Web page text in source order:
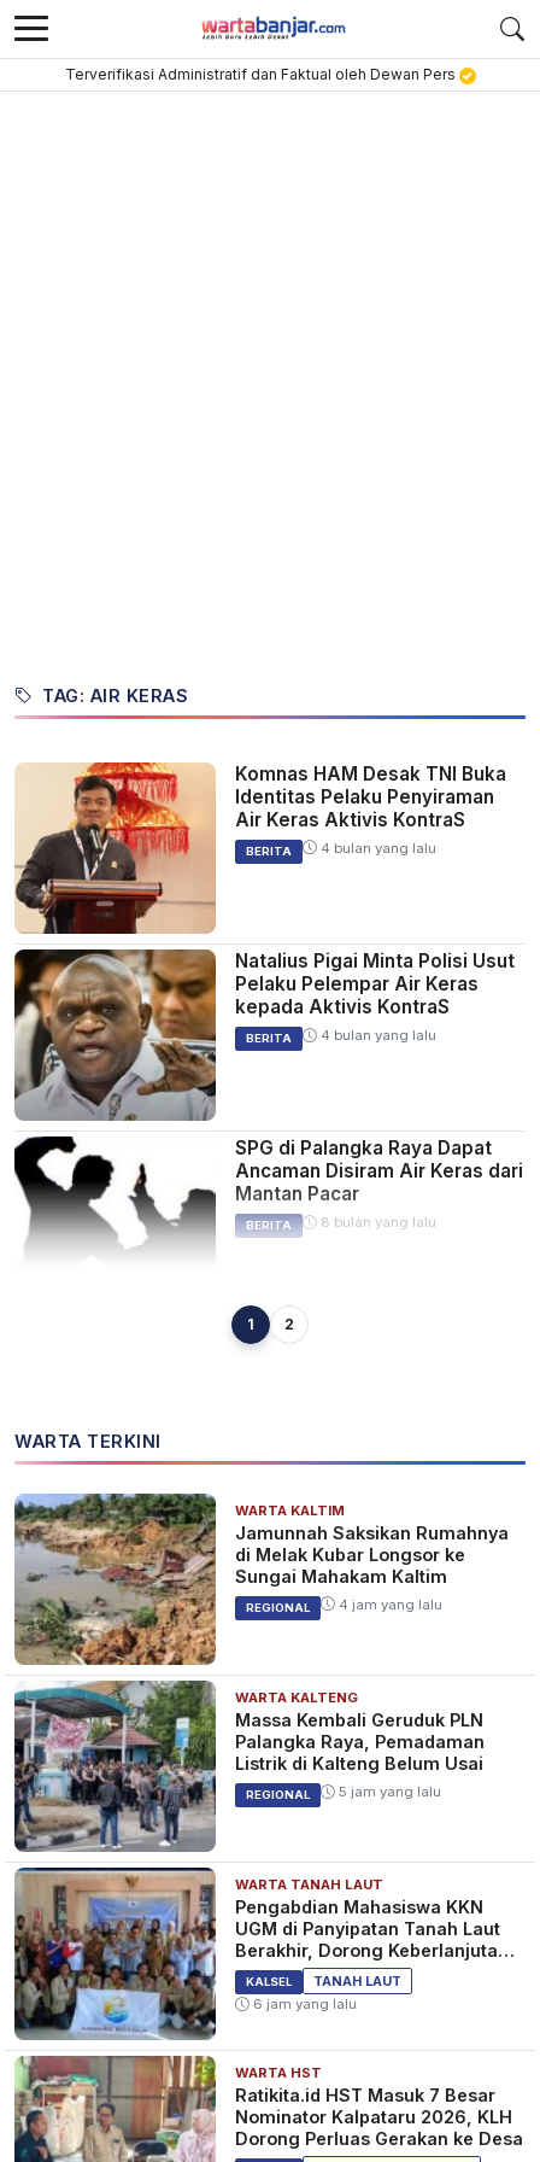
Terverifikasi Administratif dan Faktual oleh Dewan Pers
TAG: AIR KERAS
Komnas HAM Desak TNI Buka
Identitas Pelaku Penyiraman
Air Keras Aktivis KontraS
BERITA 4 bulan yang lalu
Natalius Pigai Minta Polisi Usut
Pelaku Pelempar Air Keras
kepada Aktivis KontraS
BERITA 4 bulan yang lalu
SPG di Palangka Raya Dapat
Ancaman Disiram Air Keras dari
Mantan Pacar
BERITA 8 bulan yang lalu
Seorang Pria di Banjarbaru
Pratiwi Noviyanthi Minta
Hentikan Bully Terhadap Agus
Salim
BERITA 1 tahun yang lalu
Pilu, Janda Dua Anak Dipenjara
Gara-gara Siram Air Keras ke
Pria yang Suka Ngintip dan
Teror Dirinya
BERITA 1 tahun yang lalu
Korban Penyiraman Air Keras,
Agus Resmi Laporkan Novi
Buntut Pengumpulan Donasi
BERITA 1 tahun yang lalu
Terekam CCTV, Pelaku Siram
Polisi Pakai Air Keras Saat
Tawuran Ditangkap
1 2
WARTA TERKINI
WARTA KALTIM
Jamunnah Saksikan Rumahnya
di Melak Kubar Longsor ke
Sungai Mahakam Kaltim
REGIONAL 4 jam yang lalu
WARTA KALTENG
Massa Kembali Geruduk PLN
Palangka Raya, Pemadaman
Listrik di Kalteng Belum Usai
REGIONAL 5 jam yang lalu
WARTA TANAH LAUT
Pengabdian Mahasiswa KKN
UGM di Panyipatan Tanah Laut
Berakhir, Dorong Keberlanjutan
Program Masyarakat
KALSEL
TANAH LAUT
6 jam yang lalu
WARTA HST
Ratikita.id HST Masuk 7 Besar
Nominator Kalpataru 2026, KLH
Dorong Perluas Gerakan ke Desa